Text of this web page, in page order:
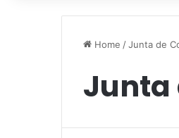
Home /Junta de
Junta